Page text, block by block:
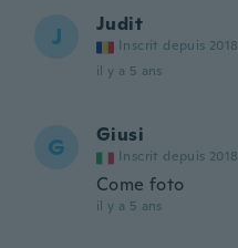
J Judit
Inscrit depuis 2018
il y a 5 ans
G Giusi
Inscrit depuis 2018
Come foto
il y a 5 ans